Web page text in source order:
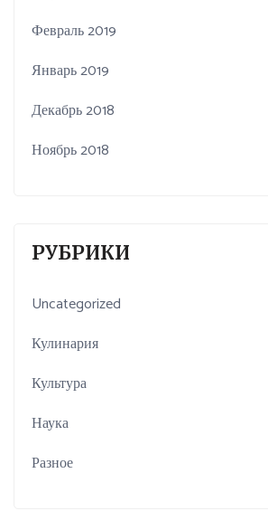
Февраль 2019
Январь 2019
Декабрь 2018
Ноябрь 2018
РУБРИКИ
Uncategorized
Кулинария
Культура
Наука
Разное